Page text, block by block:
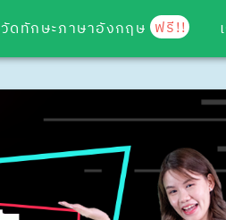
วัดทักษะภาษาอังกฤษ ฟรี!!